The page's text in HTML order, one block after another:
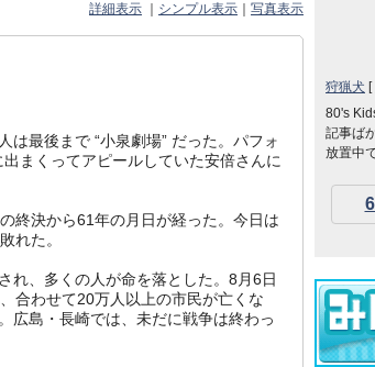
詳細表示 シンプル表示 写真表示
最後まで “小泉劇場” だった。パフォ
まくってアピールしていた安倍さんに
終決から61年の月日が経った。今日は
れた。
れ、多くの人が命を落とした。8月6日
合わせて20万人以上の市民が亡くな
広島・長崎では、未だに戦争は終わっ
狩猟犬 [
80's
記事ば
放置中